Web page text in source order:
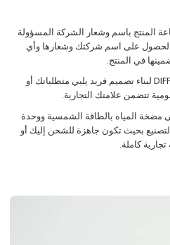
المنتج باسم وشعار الشركة المسؤولة
على اسم شركتك وشعارها وأي
في المنتج.
يمكنك التعاون مع مصممي DIFFUL لبناء تصميم فريد يلبي متطلباتك أو
تتضمن علامتك التجارية.
مضخة المياه بالطاقة الشمسية ووحدة
التصنيع بحيث تكون جاهزة للشحن إليك أو
كاملة.